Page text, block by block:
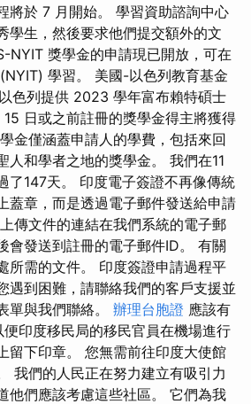
將於 7 月開始。 學習資助諮詢中心
學生，然後要求他們提交額外的文
NYIT 獎學金的申請現已開放，可在
學習。 美國-以色列教育基金
色列提供 2023 學年富布賴特碩士
日或之前註冊的獎學金得主將獲得
金僅涵蓋申請人的學費，包括來回
人和學者之地的獎學金。 我們在11
了147天。 印度電子簽證不再像傳統
蓋章，而是透過電子郵件發送給申請
傳文件的連結在我們系統的電子郵
會發送到註冊的電子郵件ID。 有關
所需的文件。 印度簽證申請過程平
遇到困難，請聯絡我們的客戶支援並
單與我們聯絡。 辦理台胞證 應該有
印度移民局的移民官員在機場進行
留下印章。 您無需前往印度大使館
我們的人民正在努力建立有吸引力
他們應該考慮這些社區。 它們為我